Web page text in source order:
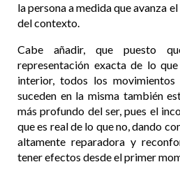
la persona a medida que avanza
del contexto.
Cabe añadir, que puesto
representación exacta de lo
interior, todos los
suceden en la misma también
más profundo del ser, pues el
que es real de lo que no, dando
altamente reparadora y
tener efectos desde el primer